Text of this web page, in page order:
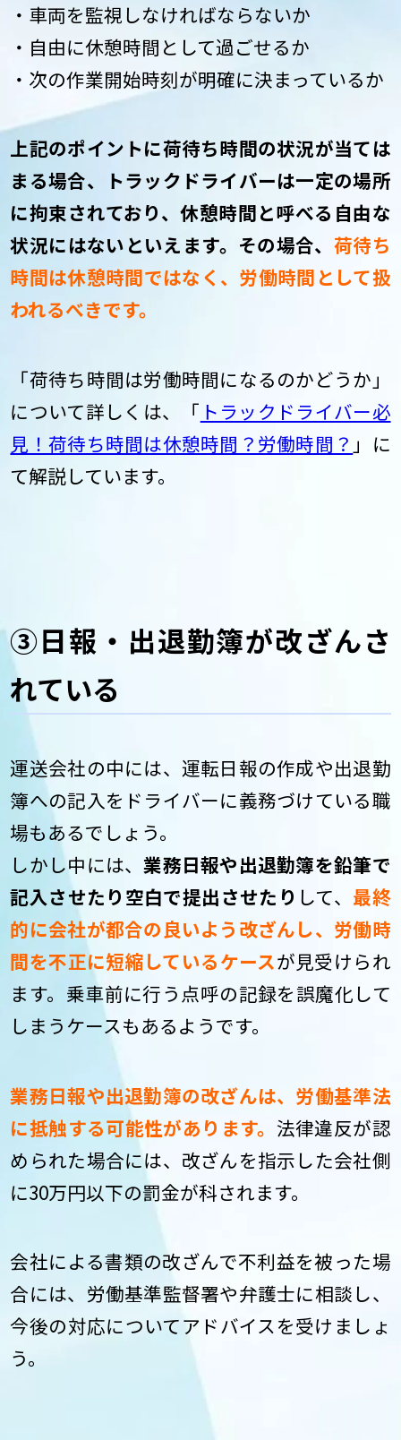
・車両を監視しなければならないか
・自由に休憩時間として過ごせるか
・次の作業開始時刻が明確に決まっているか
上記のポイントに荷待ち時間の状況が当ては
まる場合、トラックドライバーは一定の場所
に拘束されており、休憩時間と呼べる自由な
状況にはないといえます。その場合、 荷待ち
時間は休憩時間ではなく、労働時間として扱
われるべきです。
「荷待ち時間は労働時間になるのかどうか」
について詳しくは、「 トラックドライバー必
見！荷待ち時間は休憩時間？労働時間？ 」に
て解説しています。
③日報・出退勤簿が改ざんさ
れている
運送会社の中には、運転日報の作成や出退勤
簿への記入をドライバーに義務づけている職
場もあるでしょう。
しかし中には、業務日報や出退勤簿を鉛筆で
記入させたり空白で提出させたり して、 最終
的に会社が都合の良いよう改ざんし、労働時
間を不正に短縮しているケースが見受けられ
ます。乗車前に行う点呼の記録を誤魔化して
しまうケースもあるようです。
業務日報や出退勤簿の改ざんは、労働基準法
に抵触する可能性があります。 法律違反が認
められた場合には、改ざんを指示した会社側
に30万円以下の罰金が科されます。
会社による書類の改ざんで不利益を被った場
合には、労働基準監督署や弁護士に相談し、
今後の対応についてアドバイスを受けましょ
う。